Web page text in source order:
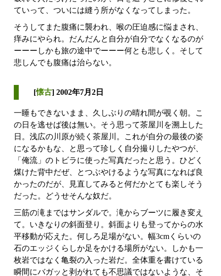
ていって、ついには縫う所がなくなってしまった。
そうしてまた腹痛に襲われ、喉の圧迫感に悩まされ、
痒みにやられ。だんだんと自分が自分でなくなるのが
ーーーしかも旅の途中でーーー何とも悲しく。そして
悲しんでも腹痛は治らない。
[懐古] 2002年7月2日
一睡もできないまま、久しぶりの晴れ間が覗く朝。こ
の日を逃せば後は無い。そう思って茶屋川を溯上した
日。浅広の川原が続く茶屋川。これが自分の最後の姿
になるかもな、と思って珍しく自分撮りしたやつが、
「俺流」のトビラに使った写真だったと思う。ひどく
煤けた背中だぜ、とつぶやけるような写真になれば良
かったのだが、見直してみると何だかとても楽しそう
だった。どうせそんな奴だ。
三筋の滝まではサンダルで。滝からブーツに履き変え
て。いきなりの斜面登り。斜面よりも登ってからの水
平移動が応えた。何しろ足場がない。幅3cmくらいの
石のエッジくらしか足をかける場所がない。しかも一
枚岩ではなく亀裂の入った岩だ。全体重を書けている
瞬間にバガッと剥がれても不思議ではないような、そ